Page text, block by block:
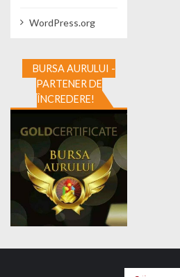
WordPress.org
BURSA AURULUI -
PARTENER DE
ÎNCREDERE!